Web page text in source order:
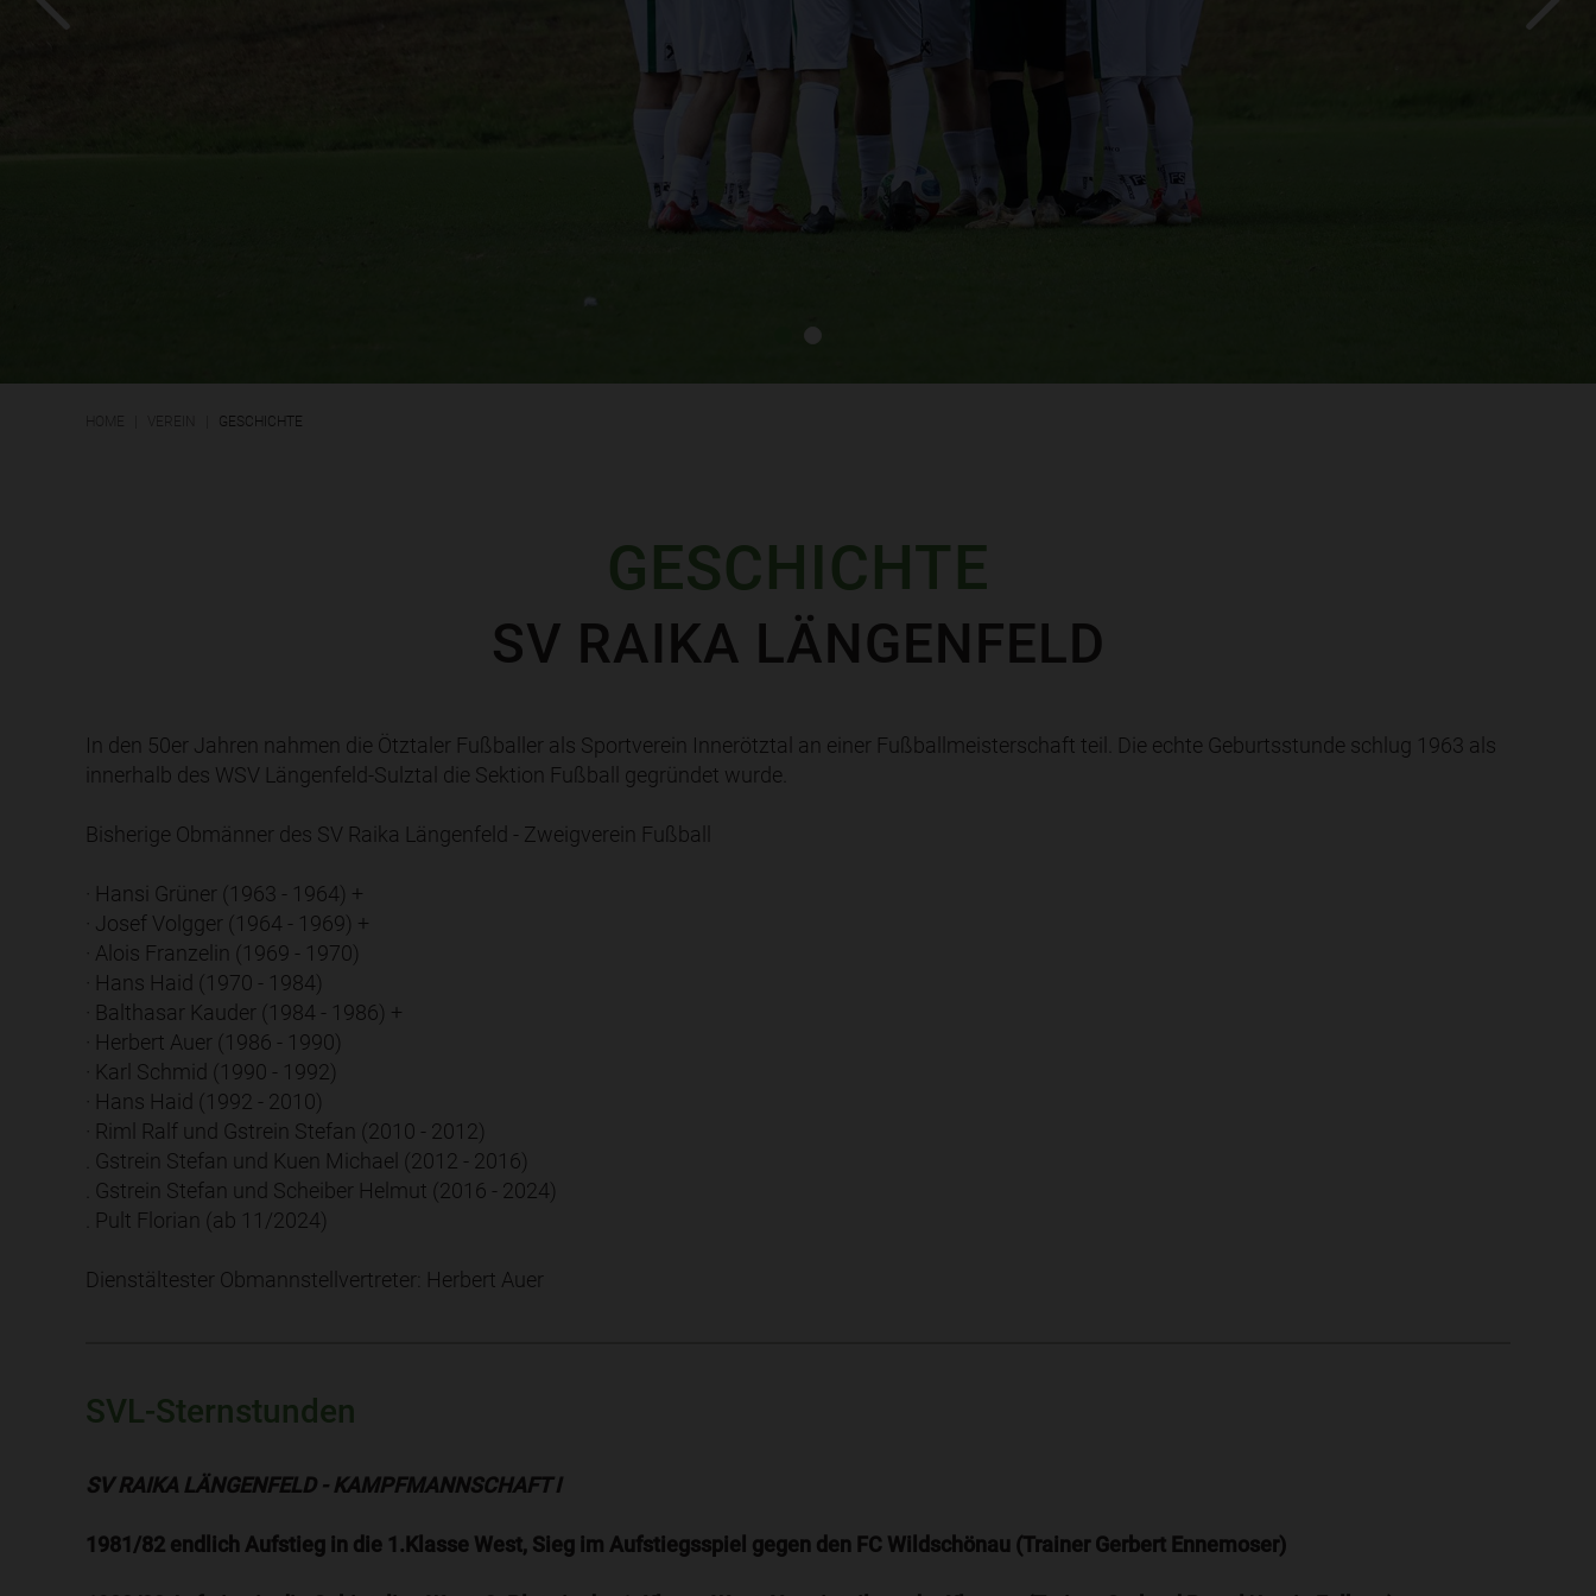
GESCHICHTE
GESCHICHTE
SV RAIKA LÄNGENFELD
In den 50er Jahren nahmen die Ötztaler Fußballer als Sportverein Innerötztal an einer Fußballmeisterschaft teil. Die echte Geburtsstunde schlug 1963 als
innerhalb des WSV Längenfeld-Sulztal die Sektion Fußball gegründet wurde.
Bisherige Obmänner des SV Raika Längenfeld - Zweigverein Fußball
· Hansi Grüner (1963 - 1964) +
· Josef Volgger (1964 - 1969) +
· Alois Franzelin (1969 - 1970)
· Hans Haid (1970 - 1984)
· Balthasar Kauder (1984 - 1986) +
· Herbert Auer (1986 - 1990)
· Karl Schmid (1990 - 1992)
· Hans Haid (1992 - 2010)
· Riml Ralf und Gstrein Stefan (2010 - 2012)
. Gstrein Stefan und Kuen Michael (2012 - 2016)
. Gstrein Stefan und Scheiber Helmut (2016 - 2024)
. Pult Florian (ab 11/2024)
Dienstältester Obmannstellvertreter: Herbert Auer
SVL-Sternstunden
SV RAIKA LÄNGENFELD - KAMPFMANNSCHAFT I
1981/82 endlich Aufstieg in die 1.Klasse West, Sieg im Aufstiegsspiel gegen den FC Wildschönau (Trainer Gerbert Ennemoser)